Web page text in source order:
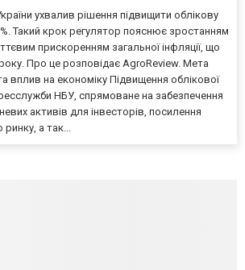
ухвалив рішення підвищити облікову
Такий крок регулятор пояснює зростанням
прискоренням загальної інфляції, що
Про це розповідає AgroReview. Мета
вплив на економіку Підвищення облікової
НБУ, спрямоване на забезпечення
активів для інвесторів, посилення
а так...